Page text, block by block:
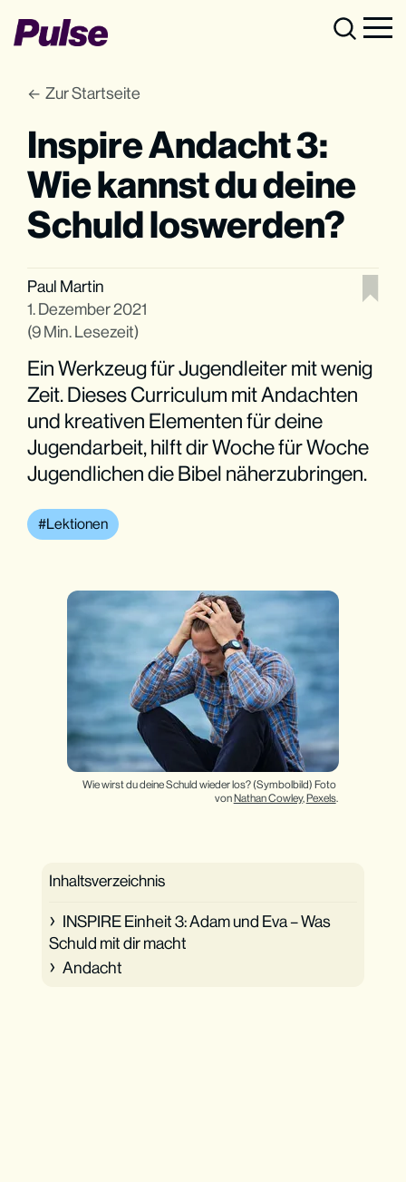
Zur Startseite
Inspire Andacht 3:
Wie kannst du deine
Schuld loswerden?
Paul Martin
1. Dezember 2021
(9 Min. Lesezeit)
Ein Werkzeug für Jugendleiter mit wenig
Zeit. Dieses Curriculum mit Andachten
und kreativen Elementen für deine
Jugendarbeit, hilft dir Woche für Woche
Jugendlichen die Bibel näherzubringen.
Lektionen
Wie wirst du deine Schuld wieder los? (Symbolbild) Foto
von Nathan Cowley, Pexels.
Inhaltsverzeichnis
INSPIRE Einheit 3: Adam und Eva – Was
Schuld mit dir macht
Andacht